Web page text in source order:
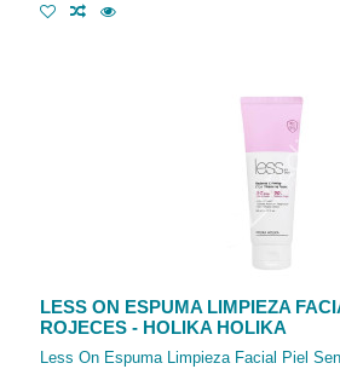
LESS ON ESPUMA LIMPIEZA
ROJECES - HOLIKA HOLIKA
Less On Espuma Limpieza Facial Piel